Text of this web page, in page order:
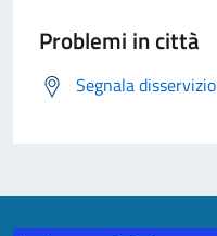
Problemi in città
Segnala disservizio